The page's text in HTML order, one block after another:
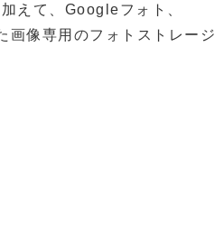
えて、Googleフォト、
像専用のフォトストレージ